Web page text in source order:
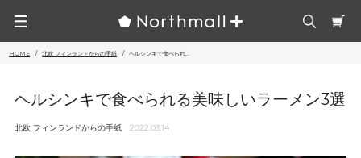
HOME 北欧 フィンランドからの手紙 ヘルシンキで食べられ...
ヘルシンキで食べられる美味しいラーメン3選
北欧 フィンランドからの手紙 2022.03.14